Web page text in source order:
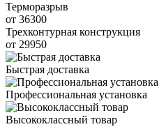
Терморазрыв
от 36300
Трехконтурная конструкция
от 29950
Быстрая доставка
Профессиональная установка
Высококлассный товар